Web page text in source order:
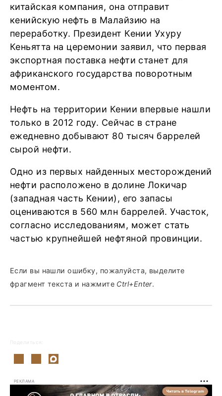
китайская компания, она отправит
кенийскую нефть в Малайзию на
переработку. Президент Кении Ухуру
Кеньятта на церемонии заявил, что первая
экспортная поставка нефти станет для
африканского государства поворотным
моментом.
Нефть на территории Кении впервые нашли
только в 2012 году. Сейчас в стране
ежедневно добывают 80 тысяч баррелей
сырой нефти.
Одно из первых найденных месторождений
нефти расположено в долине Локичар
(западная часть Кении), его запасы
оцениваются в 560 млн баррелей. Участок,
согласно исследованиям, может стать
частью крупнейшей нефтяной провинции.
Если вы нашли ошибку, пожалуйста, выделите
фрагмент текста и нажмите Ctrl+Enter.
Поделиться:
РЕКЛАМА